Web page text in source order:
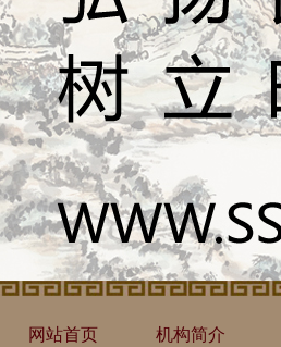
网站首页 机构简介